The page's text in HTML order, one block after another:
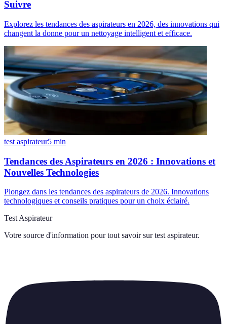
Suivre
Explorez les tendances des aspirateurs en 2026, des innovations qui
changent la donne pour un nettoyage intelligent et efficace.
test aspirateur5 min
Tendances des Aspirateurs en 2026 : Innovations et
Nouvelles Technologies
Plongez dans les tendances des aspirateurs de 2026. Innovations
technologiques et conseils pratiques pour un choix éclairé.
Test Aspirateur
Votre source d'information pour tout savoir sur test aspirateur.